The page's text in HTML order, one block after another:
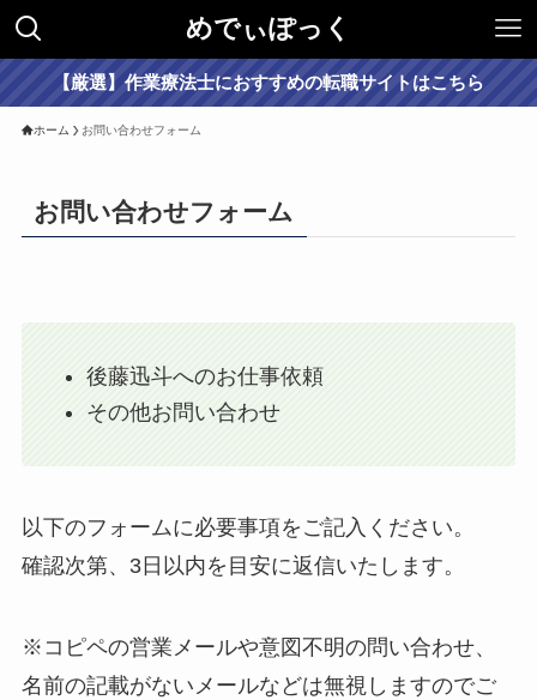
めでぃぽっく
【厳選】作業療法士におすすめの転職サイトはこちら
ホーム お問い合わせフォーム
お問い合わせフォーム
後藤迅斗へのお仕事依頼
その他お問い合わせ
以下のフォームに必要事項をご記入ください。
確認次第、3日以内を目安に返信いたします。
※コピペの営業メールや意図不明の問い合わせ、
名前の記載がないメールなどは無視しますのでご